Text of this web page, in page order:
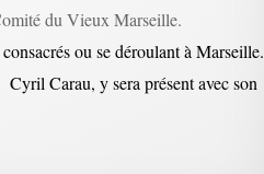
du Vieux Marseille.
ou se déroulant à Marseille.
Carau, y sera présent avec son